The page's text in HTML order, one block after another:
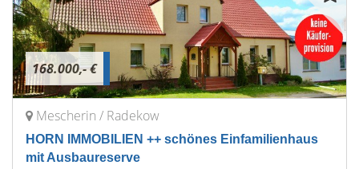
168.000,- €
Mescherin / Radekow
HORN IMMOBILIEN ++ schönes Einfamilienhaus
mit Ausbaureserve